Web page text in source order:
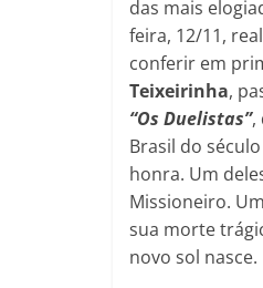
das mais
feira, 12/11,
conferir em
Teixeirinha,
“Os Duelistas”,
Brasil do
honra. Um
Missioneiro.
sua morte
novo sol nasce.